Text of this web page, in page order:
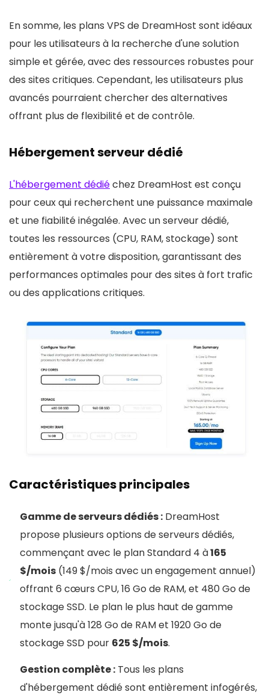
En somme, les plans VPS de DreamHost sont idéaux
pour les utilisateurs à la recherche d'une solution
simple et gérée, avec des ressources robustes pour
des sites critiques. Cependant, les utilisateurs plus
avancés pourraient chercher des alternatives
offrant plus de flexibilité et de contrôle.
Hébergement serveur dédié
L'hébergement dédiéchez DreamHost est conçu
pour ceux qui recherchent une puissance maximale
et une fiabilité inégalée. Avec un serveur dédié,
toutes les ressources (CPU, RAM, stockage) sont
entièrement à votre disposition, garantissant des
performances optimales pour des sites à fort trafic
ou des applications critiques.
Caractéristiques principales
Gamme de serveurs dédiés :DreamHost
propose plusieurs options de serveurs dédiés,
commençant avec le plan Standard 4 à165
$/mois(149 $/mois avec un engagement annuel)
offrant 6 cœurs CPU, 16 Go de RAM, et 480 Go de
stockage SSD. Le plan le plus haut de gamme
monte jusqu'à 128 Go de RAM et 1920 Go de
stockage SSD pour 625 $/mois.
Gestion complète : Tous les plans
d'hébergement dédié sont entièrement infogérés,